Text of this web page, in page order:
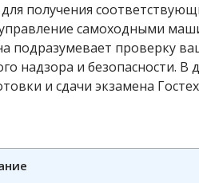
получения
самоходными
подразумевает проверку
надзора и безопасности. В
и сдачи экзамена